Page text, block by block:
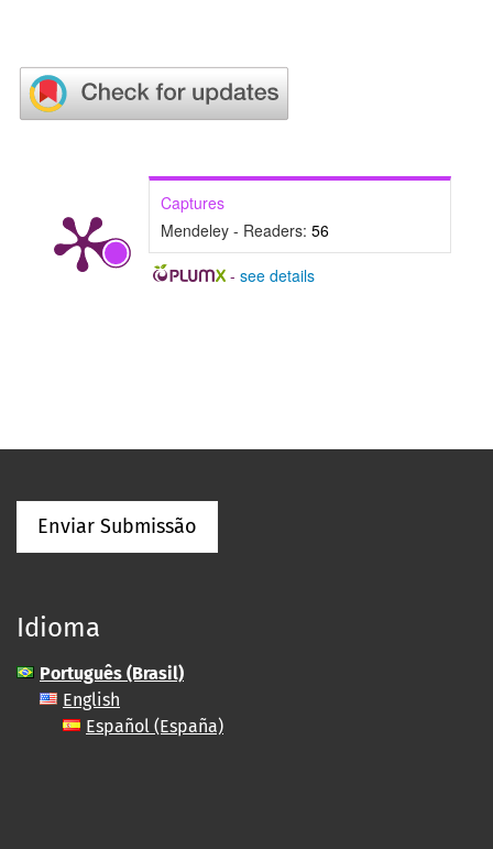
Captures
Mendeley - Readers: 56
- see details
Enviar Submissão
Idioma
Português (Brasil)
English
Español (España)